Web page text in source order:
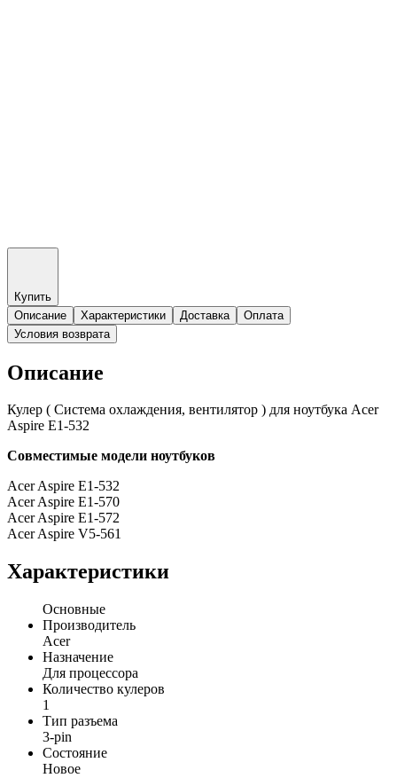
Купить
Описание
Характеристики Доставка
Оплата
Условия возврата
Описание
Кулер ( Система охлаждения, вентилятор ) для ноутбука Acer
Aspire E1-532
Совместимые модели ноутбуков
Acer Aspire E1-532
Acer Aspire E1-570
Acer Aspire E1-572
Acer Aspire V5-561
Характеристики
Основные
Производитель
Acer
Назначение
Для процессора
Количество кулеров
1
Тип разъема
3-pin
Состояние
Новое